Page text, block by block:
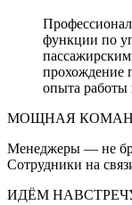
функции по
прохождение
опыта работы
МОЩНАЯ
Менеджеры — не
Сотрудники на
ИДЁМ